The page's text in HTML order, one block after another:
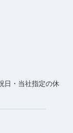
日・当社指定の休